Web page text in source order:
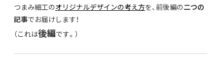
つまみ細工のオリジナルデザインの考え方を、前後編の二つの
記事でお届けします！
（これは後編です。）